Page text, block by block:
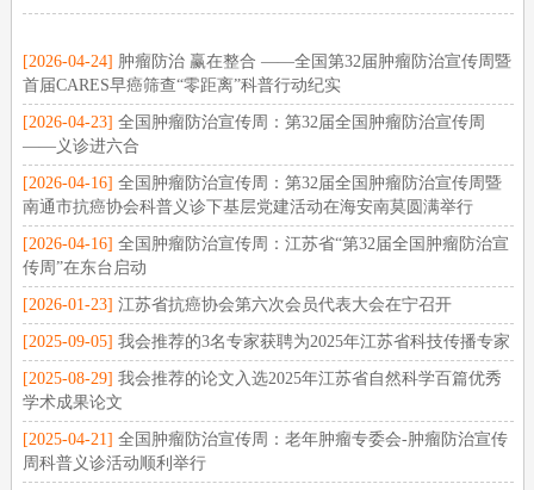
[2026-04-24] 肿瘤防治 赢在整合 ——全国第32届肿瘤防治宣传周暨
首届CARES早癌筛查“零距离”科普行动纪实
[2026-04-23] 全国肿瘤防治宣传周：第32届全国肿瘤防治宣传周
——义诊进六合
[2026-04-16] 全国肿瘤防治宣传周：第32届全国肿瘤防治宣传周暨
南通市抗癌协会科普义诊下基层党建活动在海安南莫圆满举行
[2026-04-16] 全国肿瘤防治宣传周：江苏省“第32届全国肿瘤防治宣
传周”在东台启动
[2026-01-23] 江苏省抗癌协会第六次会员代表大会在宁召开
[2025-09-05] 我会推荐的3名专家获聘为2025年江苏省科技传播专家
[2025-08-29] 我会推荐的论文入选2025年江苏省自然科学百篇优秀
学术成果论文
[2025-04-21] 全国肿瘤防治宣传周：老年肿瘤专委会-肿瘤防治宣传
周科普义诊活动顺利举行